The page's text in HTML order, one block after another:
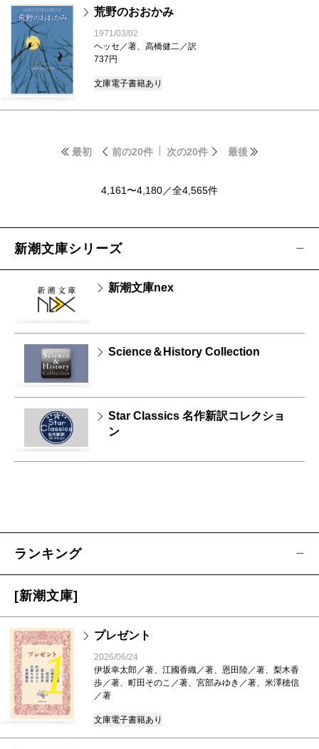
荒野のおおかみ
1971/03/02
ヘッセ／著、高橋健二／訳
737円
文庫電子書籍あり
最初 前の20件 次の20件 最後
4,161〜4,180／全4,565件
新潮文庫シリーズ
新潮文庫nex
Science＆History Collection
Star Classics 名作新訳コレクショ
ン
ランキング
[新潮文庫]
1
プレゼント
2026/06/24
伊坂幸太郎／著、江國香織／著、恩田陸／著、梨木香
歩／著、町田そのこ／著、宮部みゆき／著、米澤穂信
／著
文庫電子書籍あり